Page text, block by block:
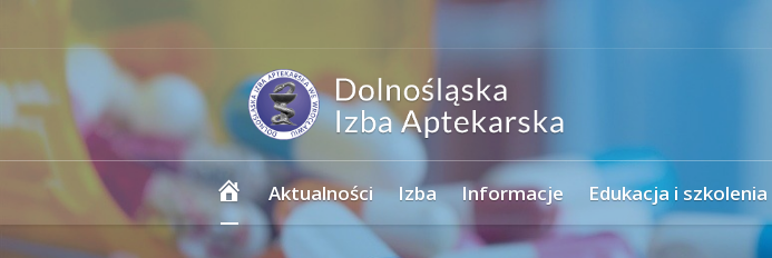
Strona
główna
Aktualności Izba Informacje Edukacja i szkolenia